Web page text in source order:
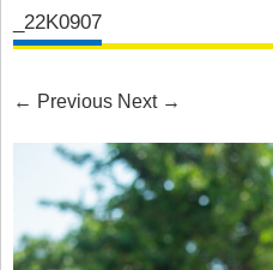
_22K0907
← Previous Next →